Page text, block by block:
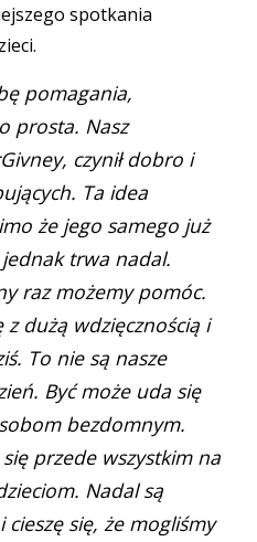
spotkania
pomagania,
prosta. Nasz
czynił dobro i
Ta idea
że jego samego już
trwa nadal.
raz możemy pomóc.
dużą wdzięcznością i
To nie są nasze
Być może uda się
bezdomnym.
przede wszystkim na
Nadal są
się, że mogliśmy